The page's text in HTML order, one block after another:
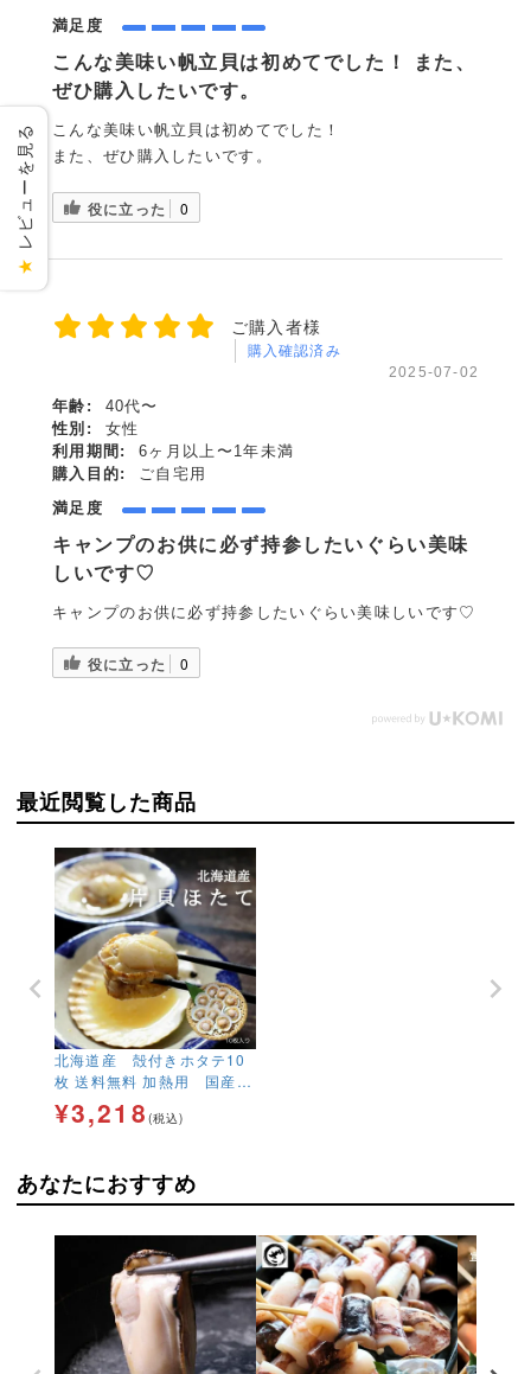
満足度
こんな美味い帆立貝は初めてでした！ また、
ぜひ購入したいです。
こんな美味い帆立貝は初めてでした！
また、ぜひ購入したいです。
役に立った 0
ご購入者様
購入確認済み
2025-07-02
年齢:
40代〜
性別:
女性
利用期間:
6ヶ月以上〜1年未満
購入目的:
ご自宅用
満足度
キャンプのお供に必ず持参したいぐらい美味
しいです♡
キャンプのお供に必ず持参したいぐらい美味しいです♡
役に立った 0
最近閲覧した商品
北海道産 殻付きホタテ10
枚 送料無料 加熱用 国産
片貝 ほたて 海鮮 BBQ
¥3,218 (税込)
あなたにおすすめ
★
レビューを見る